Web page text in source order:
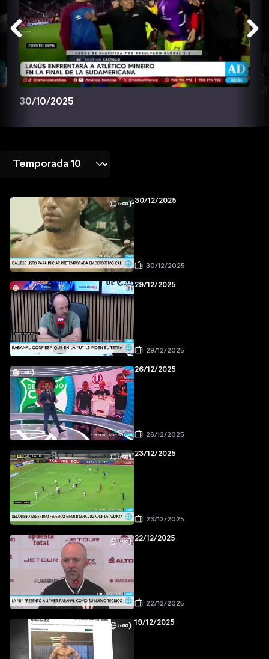
30/10/2025
30/12/2025
30/12/2025
29/12/2025
29/12/2025
26/12/2025
26/12/2025
23/12/2025
23/12/2025
22/12/2025
22/12/2025
19/12/2025